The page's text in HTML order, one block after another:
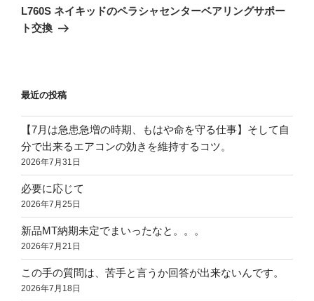
ゲ
ー
の
投
L760S ネイキッドのペラシャセンターベアリングサポー
ト交換
最近の投稿
【7月は急患急増の時期、もはや命を守る仕事】そして自
分で出来るエアコンの効きを維持するコツ。
2026年7月31日
必要に応じて
2026年7月25日
新品MT納期未定でまいったなと。。。
2026年7月21日
この手の質問は、苦手と言うか回答が出来ないんです。
2026年7月18日